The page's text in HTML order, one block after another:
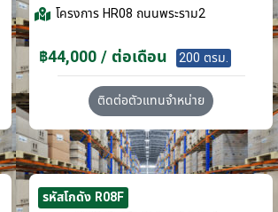
โครงการHR08 ถนนพระราม2
฿44,000 / ต่อเดือน 200 ตรม.
ติดต่อตัวแทนจำหน่าย
รหัสโกดัง R08F